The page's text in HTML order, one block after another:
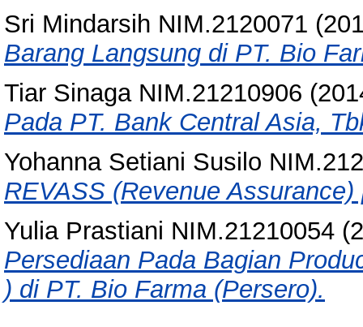
Sri Mindarsih NIM.2120071
Barang Langsung di PT. Bio
Tiar Sinaga NIM.21210906
Pada PT. Bank Central Asia,
Yohanna Setiani Susilo
REVASS (Revenue
Yulia Prastiani NIM.21210054
Persediaan Pada Bagian
) di PT. Bio Farma (Persero).